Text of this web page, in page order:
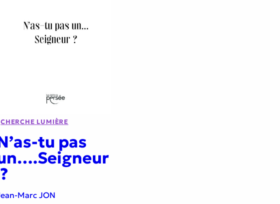
CHERCHE LUMIÈRE
tu pas
?
Marc JON